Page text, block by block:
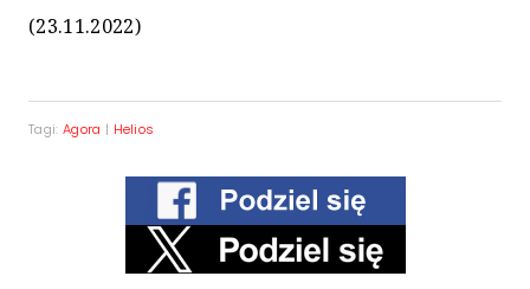
(23.11.2022)
Tagi: Agora | Helios